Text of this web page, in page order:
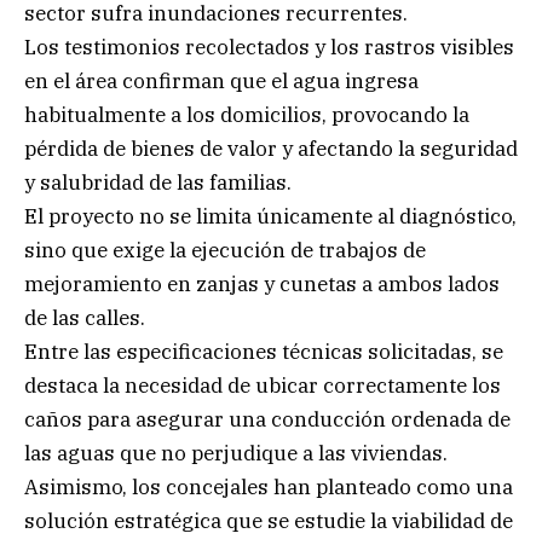
sector sufra inundaciones recurrentes.
Los testimonios recolectados y los rastros visibles
en el área confirman que el agua ingresa
habitualmente a los domicilios, provocando la
pérdida de bienes de valor y afectando la seguridad
y salubridad de las familias.
El proyecto no se limita únicamente al diagnóstico,
sino que exige la ejecución de trabajos de
mejoramiento en zanjas y cunetas a ambos lados
de las calles.
Entre las especificaciones técnicas solicitadas, se
destaca la necesidad de ubicar correctamente los
caños para asegurar una conducción ordenada de
las aguas que no perjudique a las viviendas.
Asimismo, los concejales han planteado como una
solución estratégica que se estudie la viabilidad de